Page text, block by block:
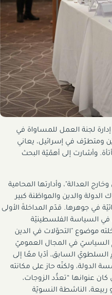
لجنة العمل للمساواة في
ومتطرّف في إسرائيل، يعاني
وأشارت إلى أهمّيّة البحث
العدالة"، وأدارتها المحامية
والدين والمواطَنة كبير
في جوهرها. قدّم المداخلةَ الأولى
السياسة الفلسطينيّة
موضوع "التحوّلات في الدين
السياسيّ في المجال العموميّ
السلطويّ السابق، أدّيا معًا إلى
الدولة، ولكنّه حاز على مكانته
عنوانها “تعدُّد الزوجات،
ربيعة، الناشطة النسويّة